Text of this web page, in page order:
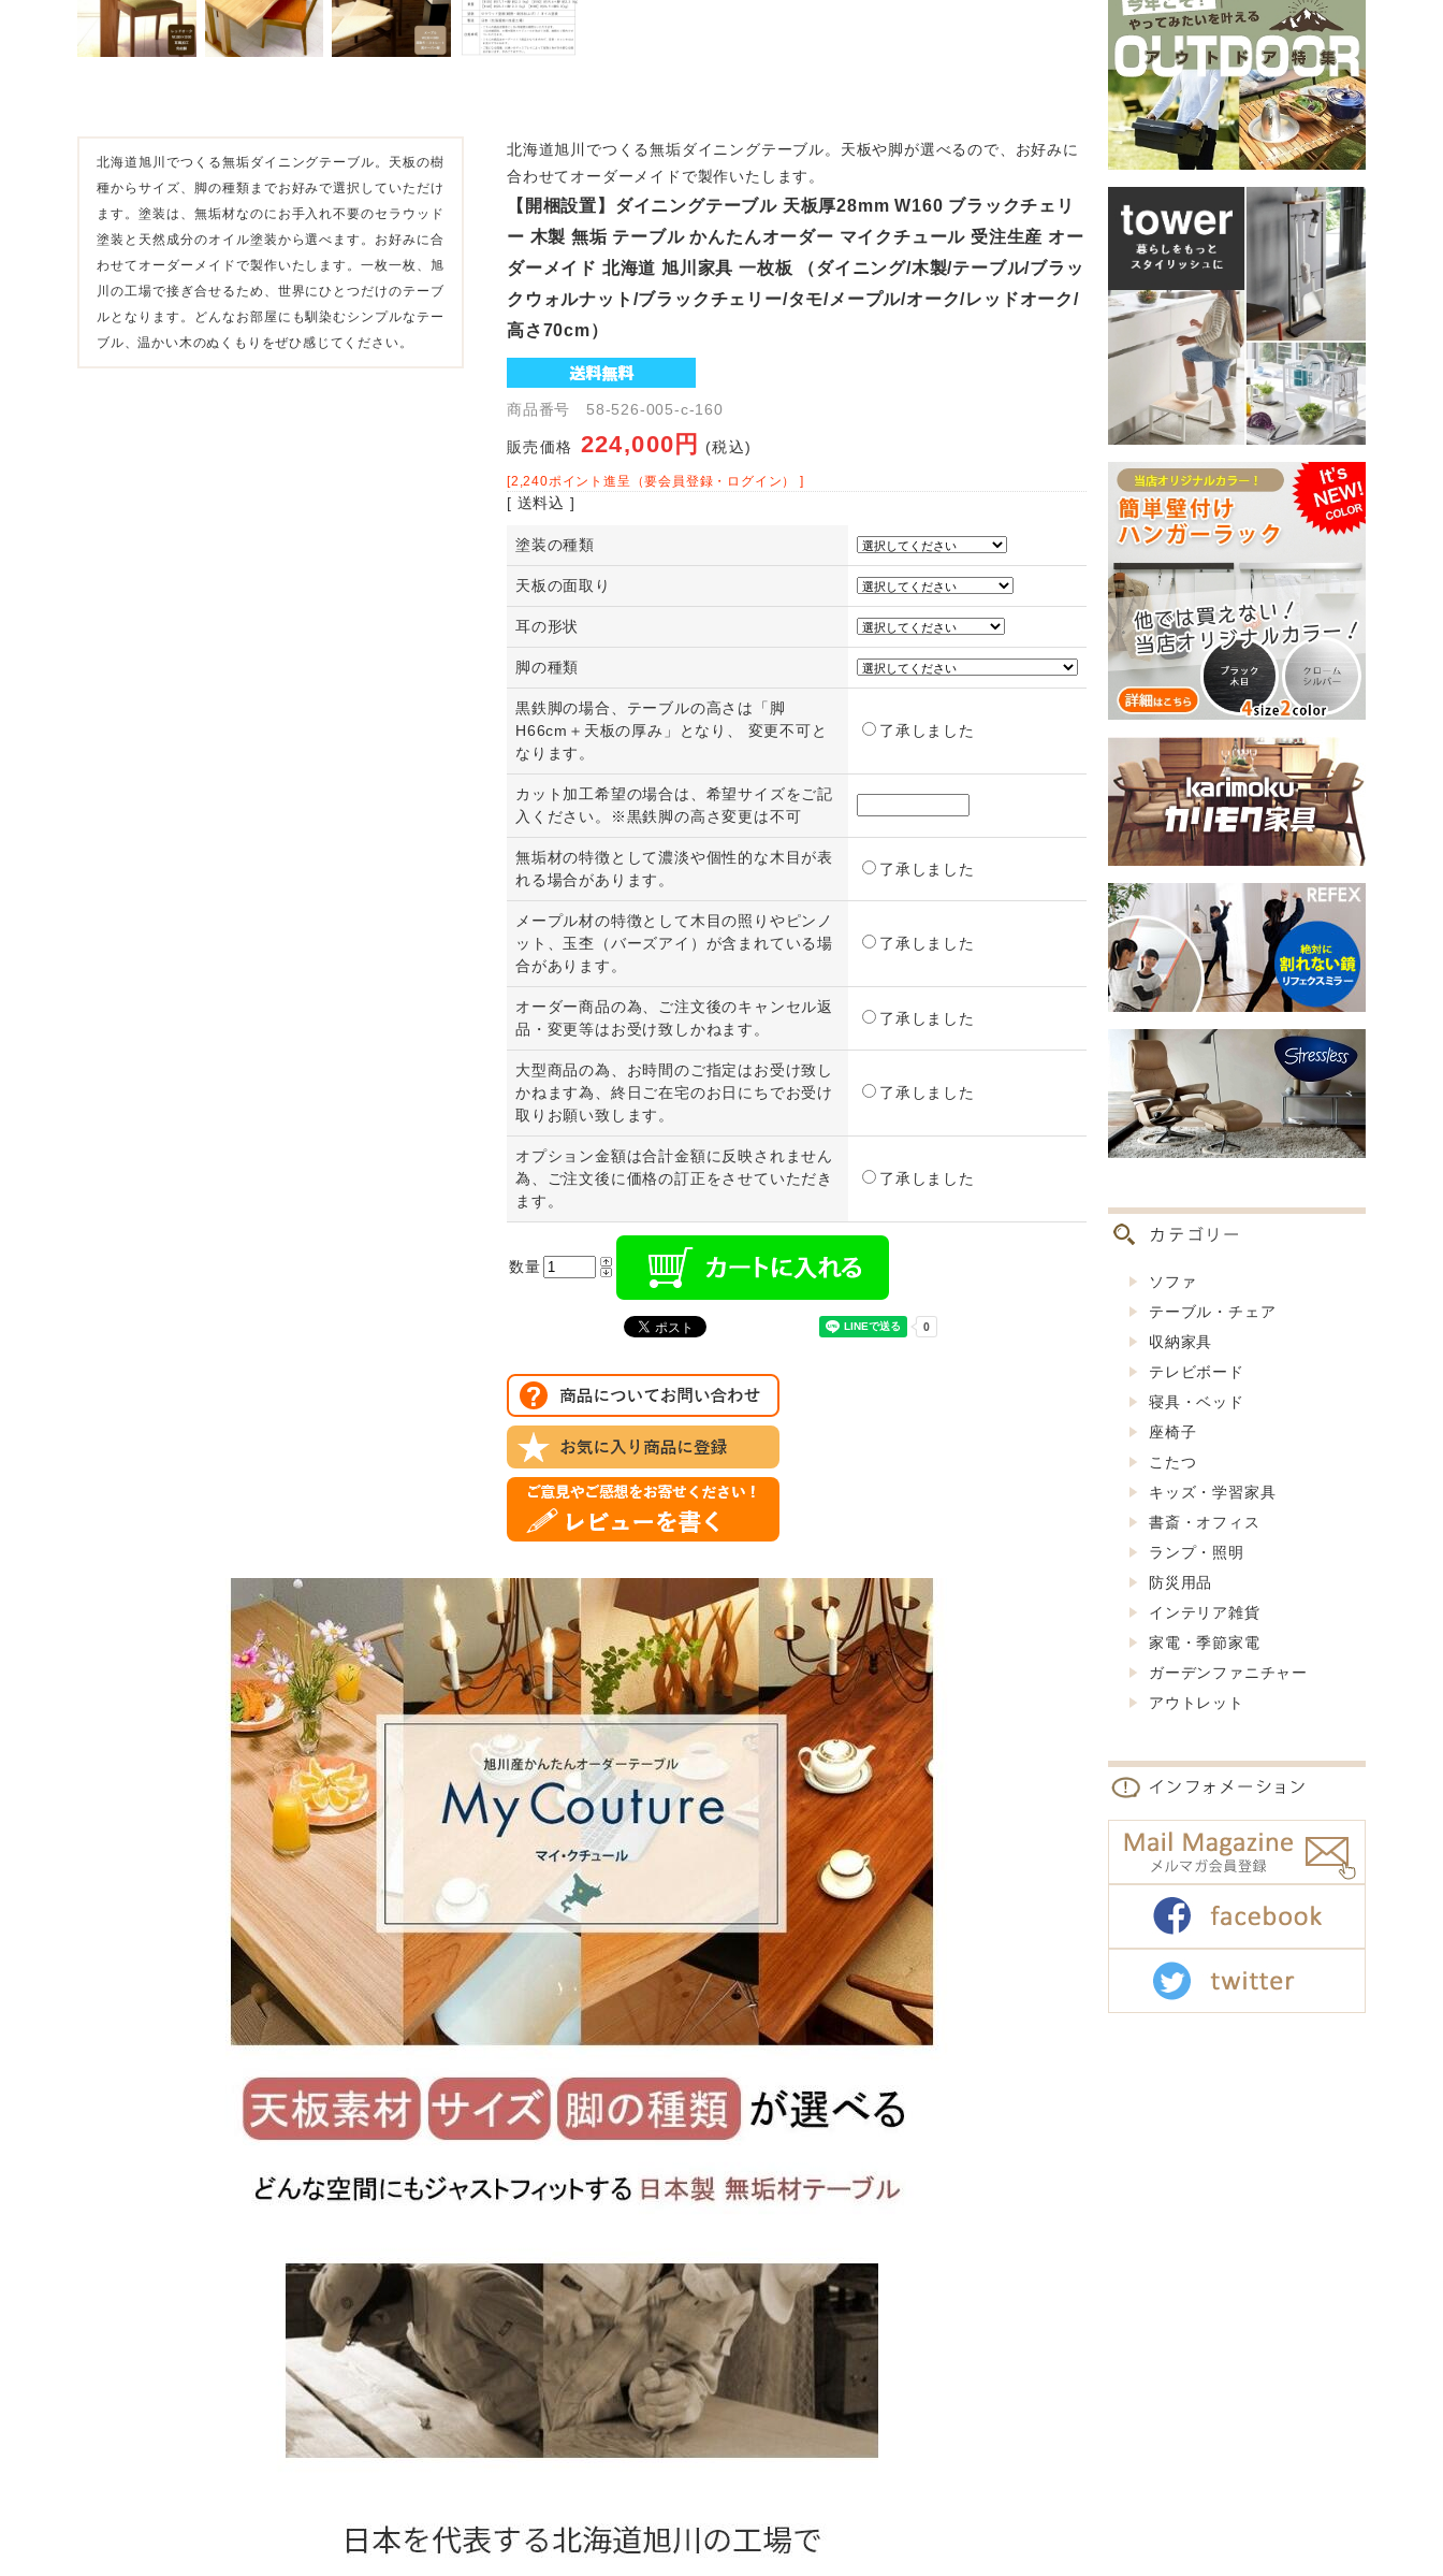
北海道旭川でつくる無垢ダイニングテーブル。天板の樹
種からサイズ、脚の種類までお好みで選択していただけ
ます。塗装は、無垢材なのにお手入れ不要のセラウッド
塗装と天然成分のオイル塗装から選べます。お好みに合
わせてオーダーメイドで製作いたします。一枚一枚、旭
川の工場で接ぎ合せるため、世界にひとつだけのテーブ
ルとなります。どんなお部屋にも馴染むシンプルなテー
ブル、温かい木のぬくもりをぜひ感じてください。
北海道旭川でつくる無垢ダイニングテーブル。天板や脚が選べるので、お好みに
合わせてオーダーメイドで製作いたします。
【開梱設置】ダイニングテーブル 天板厚28mm W160 ブラックチェリ
ー 木製 無垢 テーブル かんたんオーダー マイクチュール 受注生産 オー
ダーメイド 北海道 旭川家具 一枚板 （ダイニング/木製/テーブル/ブラッ
クウォルナット/ブラックチェリー/タモ/メープル/オーク/レッドオーク/
高さ70cm）
商品番号 58-526-005-c-160
販売価格 224,000円 (税込)
[2,240ポイント進呈（要会員登録・ログイン） ]
[ 送料込 ]
塗装の種類
天板の面取り
耳の形状
脚の種類
黒鉄脚の場合、テーブルの高さは「脚
H66cm＋天板の厚み」となり、 変更不可と
なります。
了承しました
カット加工希望の場合は、希望サイズをご記
入ください。※黒鉄脚の高さ変更は不可
無垢材の特徴として濃淡や個性的な木目が表
れる場合があります。
了承しました
メープル材の特徴として木目の照りやピンノ
ット、玉杢（バーズアイ）が含まれている場
合があります。
了承しました
オーダー商品の為、ご注文後のキャンセル返
品・変更等はお受け致しかねます。
了承しました
大型商品の為、お時間のご指定はお受け致し
かねます為、終日ご在宅のお日にちでお受け
取りお願い致します。
了承しました
オプション金額は合計金額に反映されません
為、ご注文後に価格の訂正をさせていただき
ます。
了承しました
数量
ソファ
テーブル・チェア
収納家具
テレビボード
寝具・ベッド
座椅子
こたつ
キッズ・学習家具
書斎・オフィス
ランプ・照明
防災用品
インテリア雑貨
家電・季節家電
ガーデンファニチャー
アウトレット